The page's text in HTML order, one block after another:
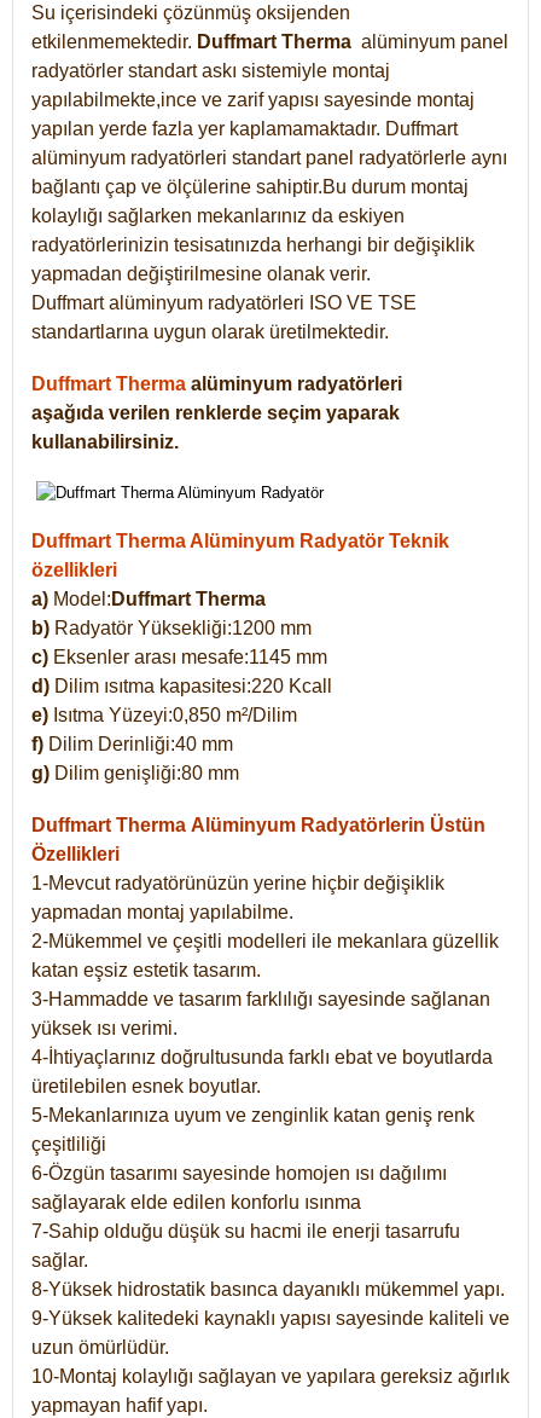
Su içerisindeki çözünmüş oksijenden
etkilenmemektedir. Duffmart Therma alüminyum panel
radyatörler standart askı sistemiyle montaj
yapılabilmekte,ince ve zarif yapısı sayesinde montaj
yapılan yerde fazla yer kaplamamaktadır. Duffmart
alüminyum radyatörleri standart panel radyatörlerle aynı
bağlantı çap ve ölçülerine sahiptir.Bu durum montaj
kolaylığı sağlarken mekanlarınız da eskiyen
radyatörlerinizin tesisatınızda herhangi bir değişiklik
yapmadan değiştirilmesine olanak verir.
Duffmart alüminyum radyatörleri ISO VE TSE
standartlarına uygun olarak üretilmektedir.
Duffmart Therma alüminyum radyatörleri
aşağıda verilen renklerde seçim yaparak
kullanabilirsiniz.
Duffmart Therma Alüminyum Radyatör Teknik
özellikleri
a) Model: Duffmart Therma
b) Radyatör Yüksekliği:1200 mm
c) Eksenler arası mesafe:1145 mm
d) Dilim ısıtma kapasitesi:220 Kcall
e) Isıtma Yüzeyi:0,850 m²/Dilim
f) Dilim Derinliği:40 mm
g) Dilim genişliği:80 mm
Duffmart Therma Alüminyum Radyatörlerin Üstün
Özellikleri
1-Mevcut radyatörünüzün yerine hiçbir değişiklik
yapmadan montaj yapılabilme.
2-Mükemmel ve çeşitli modelleri ile mekanlara güzellik
katan eşsiz estetik tasarım.
3-Hammadde ve tasarım farklılığı sayesinde sağlanan
yüksek ısı verimi.
4-İhtiyaçlarınız doğrultusunda farklı ebat ve boyutlarda
üretilebilen esnek boyutlar.
5-Mekanlarınıza uyum ve zenginlik katan geniş renk
çeşitliliği
6-Özgün tasarımı sayesinde homojen ısı dağılımı
sağlayarak elde edilen konforlu ısınma
7-Sahip olduğu düşük su hacmi ile enerji tasarrufu
sağlar.
8-Yüksek hidrostatik basınca dayanıklı mükemmel yapı.
9-Yüksek kalitedeki kaynaklı yapısı sayesinde kaliteli ve
uzun ömürlüdür.
10-Montaj kolaylığı sağlayan ve yapılara gereksiz ağırlık
yapmayan hafif yapı.